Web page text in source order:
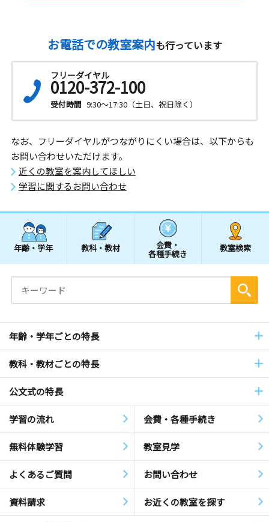
お電話での教室案内も行っています
フリーダイヤル
0120-372-100
受付時間 9:30～17:30（土日、祝日除く）
なお、フリーダイヤルがつながりにくい場合は、以下からも
お問い合わせいただけます。
近くの教室を案内してほしい
学習に関するお問い合わせ
年齢・学年 教科・教材 会費・
各種手続き
教室検索
年齢・学年ごとの特長
教科・教材ごとの特長
公文式の特長
学習の流れ 会費・各種手続き
無料体験学習 教室見学
よくあるご質問 お問い合わせ
資料請求 お近くの教室を探す